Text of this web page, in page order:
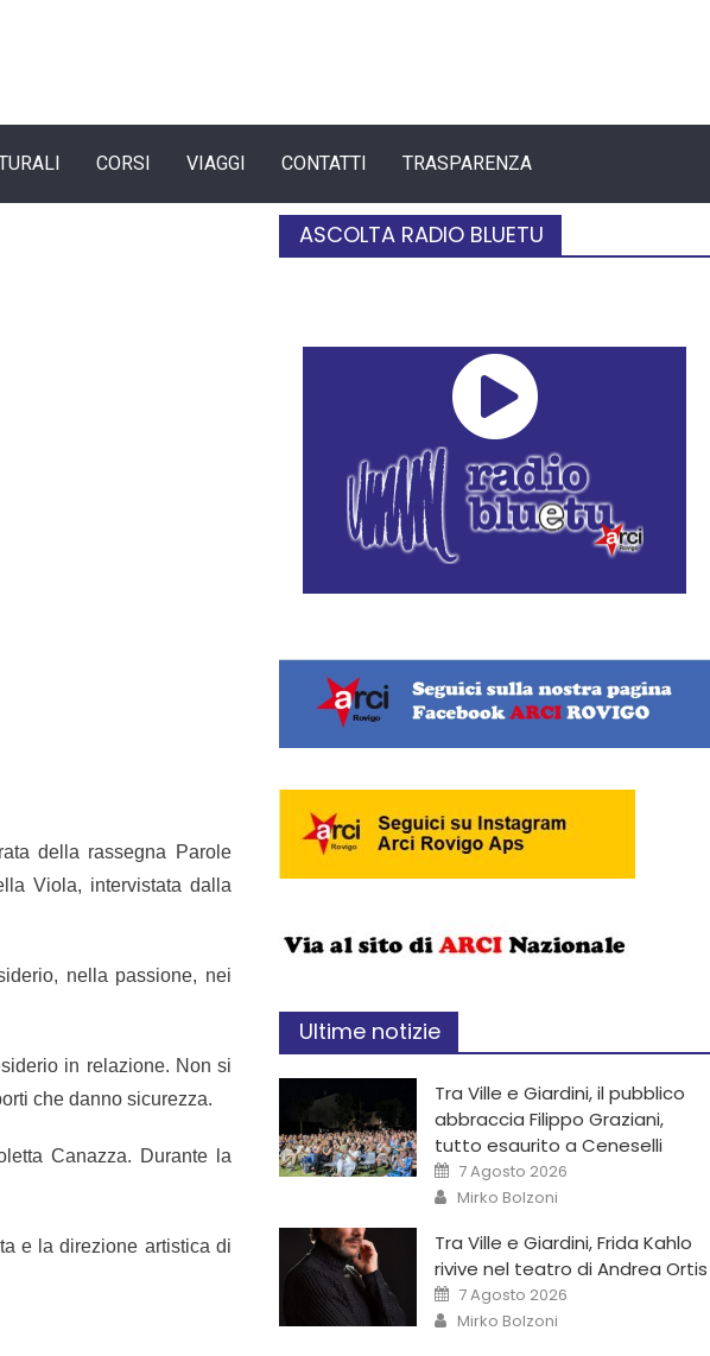
CORSI VIAGGI CONTATTI TRASPARENZA
della rassegna Parole
Viola, intervistata dalla
nella passione, nei
in relazione. Non si
che danno sicurezza.
Canazza. Durante la
e la direzione artistica di
ASCOLTA RADIO BLUETU
Ultime notizie
Tra Ville e Giardini, il pubblico
abbraccia Filippo Graziani,
tutto esaurito a Ceneselli
7 Agosto 2026
Mirko Bolzoni
Tra Ville e Giardini, Frida Kahlo
rivive nel teatro di Andrea Ortis
7 Agosto 2026
Mirko Bolzoni